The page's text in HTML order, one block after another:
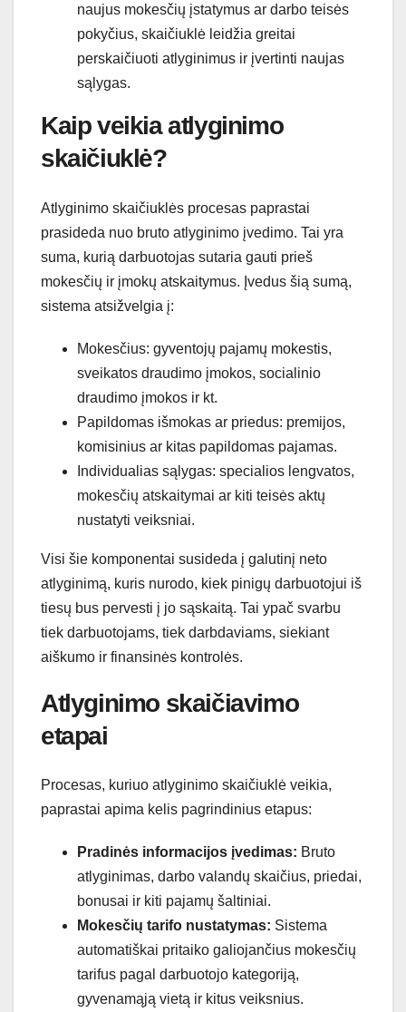
naujus mokesčių įstatymus ar darbo teisės
pokyčius, skaičiuklė leidžia greitai
perskaičiuoti atlyginimus ir įvertinti naujas
sąlygas.
Kaip veikia atlyginimo
skaičiuklė?
Atlyginimo skaičiuklės procesas paprastai
prasideda nuo bruto atlyginimo įvedimo. Tai yra
suma, kurią darbuotojas sutaria gauti prieš
mokesčių ir įmokų atskaitymus. Įvedus šią sumą,
sistema atsižvelgia į:
Mokesčius: gyventojų pajamų mokestis,
sveikatos draudimo įmokos, socialinio
draudimo įmokos ir kt.
Papildomas išmokas ar priedus: premijos,
komisinius ar kitas papildomas pajamas.
Individualias sąlygas: specialios lengvatos,
mokesčių atskaitymai ar kiti teisės aktų
nustatyti veiksniai.
Visi šie komponentai susideda į galutinį neto
atlyginimą, kuris nurodo, kiek pinigų darbuotojui iš
tiesų bus pervesti į jo sąskaitą. Tai ypač svarbu
tiek darbuotojams, tiek darbdaviams, siekiant
aiškumo ir finansinės kontrolės.
Atlyginimo skaičiavimo
etapai
Procesas, kuriuo atlyginimo skaičiuklė veikia,
paprastai apima kelis pagrindinius etapus:
Pradinės informacijos įvedimas: Bruto
atlyginimas, darbo valandų skaičius, priedai,
bonusai ir kiti pajamų šaltiniai.
Mokesčių tarifo nustatymas: Sistema
automatiškai pritaiko galiojančius mokesčių
tarifus pagal darbuotojo kategoriją,
gyvenamąją vietą ir kitus veiksnius.